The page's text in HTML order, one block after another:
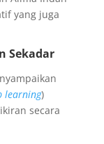
yang juga
Sekadar
learning)
secara